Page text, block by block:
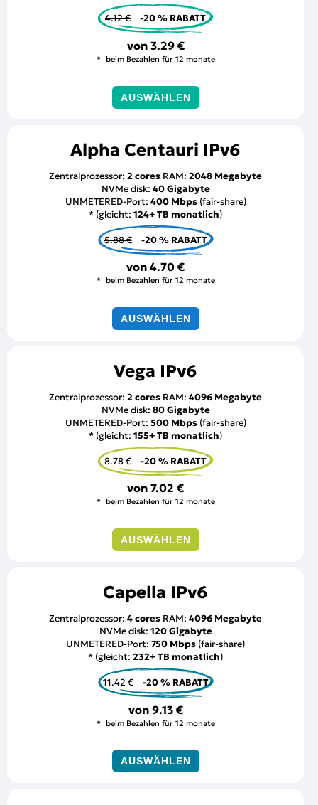
4.12 € -20 % RABATT
von 3.29 €
beim Bezahlen für 12 monate
AUSWÄHLEN
Alpha Centauri IPv6
Zentralprozessor: 2 cores RAM: 2048 Megabyte
NVMe disk: 40 Gigabyte
UNMETERED-Port: 400 Mbps(fair-share)
* (gleicht: 124+ TB monatlich)
5.88 € -20 % RABATT
von 4.70 €
beim Bezahlen für 12 monate
AUSWÄHLEN
Vega IPv6
Zentralprozessor: 2 cores RAM: 4096 Megabyte
NVMe disk: 80 Gigabyte
UNMETERED-Port: 500 Mbps(fair-share)
* (gleicht: 155+ TB monatlich)
8.78 € -20 % RABATT
von 7.02 €
beim Bezahlen für 12 monate
AUSWÄHLEN
Capella IPv6
Zentralprozessor: 4 cores RAM: 4096 Megabyte
NVMe disk: 120 Gigabyte
UNMETERED-Port: 750 Mbps (fair-share)
* (gleicht: 232+ TB monatlich)
11.42 € -20 % RABATT
von 9.13 €
beim Bezahlen für 12 monate
AUSWÄHLEN